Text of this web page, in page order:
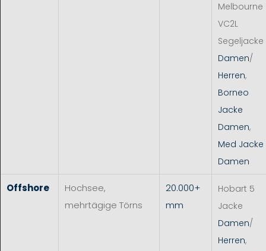
Melbourne
VC2L
Segeljacke
Damen/
Herren,
Borneo
Jacke
Damen,
Med Jacke
Damen
Offshore
Hochsee,
mehrtägige Törns
20.000+
mm
Hobart 5
Jacke
Damen/
Herren,